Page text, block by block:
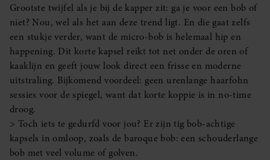
Grootste twijfel als je bij de kapper zit: ga je voor een bob of
niet? Nou, wel als het aan deze trend ligt. En die gaat zelfs
een stukje verder, want de micro-bob is helemaal hip en
happening. Dit korte kapsel reikt tot net onder de oren of
kaaklijn en geeft jouw look direct een frisse en moderne
uitstraling. Bijkomend voordeel: geen urenlange haarfohn
sessies voor de spiegel, want dat korte koppie is in no-time
droog.
> Toch iets te gedurfd voor jou? Er zijn tig bob-achtige
kapsels in omloop, zoals de baroque bob: een schouderlange
bob met veel volume of golven.